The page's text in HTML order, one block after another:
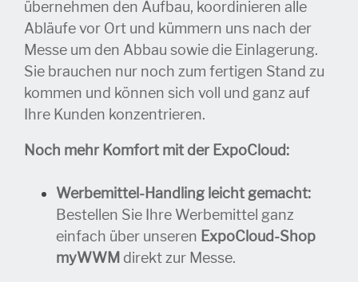
übernehmen den Aufbau, koordinieren alle
Abläufe vor Ort und kümmern uns nach der
Messe um den Abbau sowie die Einlagerung.
Sie brauchen nur noch zum fertigen Stand zu
kommen und können sich voll und ganz auf
Ihre Kunden konzentrieren.
Noch mehr Komfort mit der ExpoCloud:
Werbemittel-Handling leicht gemacht:
Bestellen Sie Ihre Werbemittel ganz
einfach über unseren ExpoCloud-Shop
myWWM direkt zur Messe.